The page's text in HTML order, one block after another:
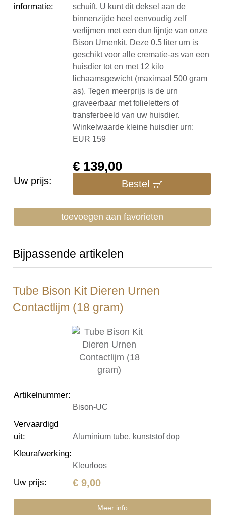
informatie:
schuift. U kunt dit deksel aan de
binnenzijde heel eenvoudig zelf
verlijmen met een dun lijntje van onze
Bison Urnenkit. Deze 0.5 liter urn is
geschikt voor alle crematie-as van een
huisdier tot en met 12 kilo
lichaamsgewicht (maximaal 500 gram
as). Tegen meerprijs is de urn
graveerbaar met folieletters of
transferbeeld van uw huisdier.
Winkelwaarde kleine huisdier urn:
EUR 159
Uw prijs:
€ 139,00
Bestel
toevoegen aan favorieten
Bijpassende artikelen
Tube Bison Kit Dieren Urnen
Contactlijm (18 gram)
Artikelnummer:
Bison-UC
Vervaardigd
uit: Aluminium tube, kunststof dop
Kleurafwerking:
Kleurloos
Uw prijs: € 9,00
Meer info